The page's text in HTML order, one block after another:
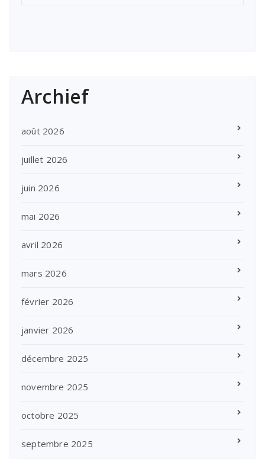
Archief
août 2026
juillet 2026
juin 2026
mai 2026
avril 2026
mars 2026
février 2026
janvier 2026
décembre 2025
novembre 2025
octobre 2025
septembre 2025